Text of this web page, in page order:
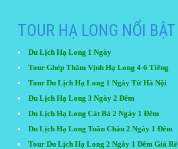
TOUR HẠ LONG NỔI BẬT
Du Lịch Hạ Long 1 Ngày
Tour Ghép Thăm Vịnh Hạ Long 4-6 Tiếng
Tour Du Lịch Hạ Long 1 Ngày Từ Hà Nội
Du Lịch Hạ Long 3 Ngày 2 Đêm
Du Lịch Hạ Long Cát Bà 2 Ngày 1 Đêm
Du Lịch Hạ Long Tuần Châu 2 Ngày 1 Đêm
Tour Du Lịch Hạ Long 2 Ngày 1 Đêm Giá Rẻ